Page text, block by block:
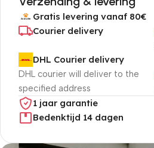
Gratis levering vanaf 80€
Courier delivery
DHL Courier delivery
DHL courier will deliver to the
specified address
1 jaar garantie
Bedenktijd 14 dagen